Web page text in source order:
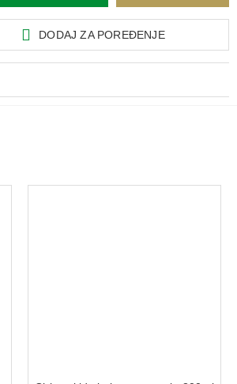
DODAJ ZA POREĐENJE